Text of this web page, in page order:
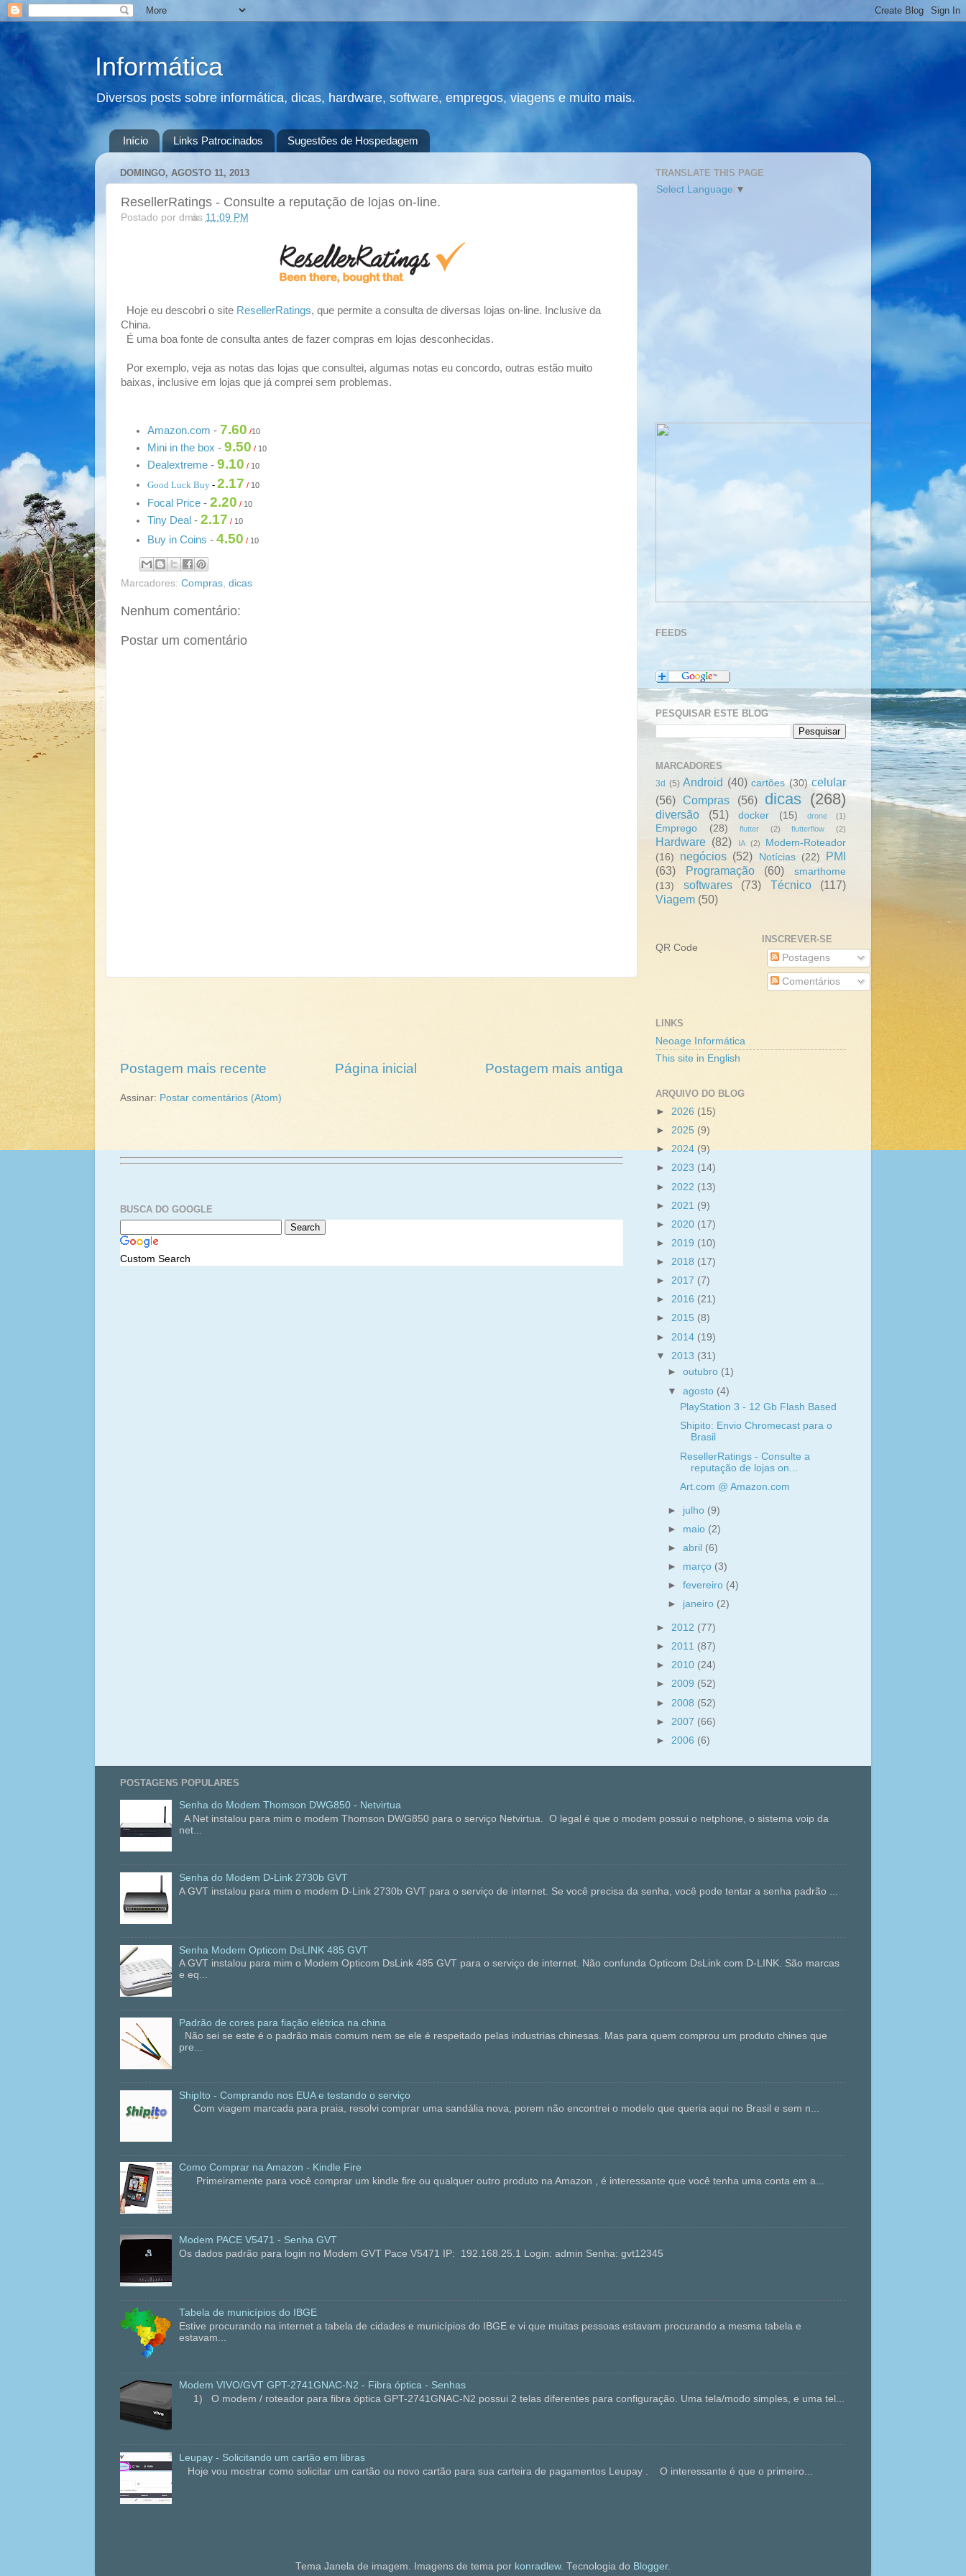
Informática
Diversos posts sobre informática, dicas, hardware, software, empregos, viagens e muito mais.
Início Links Patrocinados Sugestões de Hospedagem
DOMINGO, AGOSTO 11, 2013
ResellerRatings - Consulte a reputação de lojas on-line.
Postado por dmsàs 11:09 PM
Hoje eu descobri o site ResellerRatings, que permite a consulta de diversas lojas on-line. Inclusive da
China.
É uma boa fonte de consulta antes de fazer compras em lojas desconhecidas.
Por exemplo, veja as notas das lojas que consultei, algumas notas eu concordo, outras estão muito
baixas, inclusive em lojas que já comprei sem problemas.
Amazon.com - 7.60 /10
Mini in the box -9.50 / 10
Dealextreme -9.10 / 10
Good Luck Buy -2.17 / 10
Focal Price -2.20 / 10
Tiny Deal -2.17 / 10
Buy in Coins-4.50 / 10
Marcadores: Compras dicas
Nenhum comentário:
Postar um comentário
Postagem mais recente Postagem mais antiga
Página inicial
Assinar: Postar comentários (Atom)
BUSCA DO GOOGLE
Custom Search
TRANSLATE THIS PAGE
Select Language ▼
FEEDS
PESQUISAR ESTE BLOG
MARCADORES
3d (5) Android (40) cartões (30) celular
(56) Compras (56) dicas (268)
diversão (51) docker (15) drone (1)
Emprego (28) flutter (2) flutterflow (2)
Hardware (82) IA (2)
Modem-Roteador
(16)
negócios (52) Notícias (22)
PMI
(63)
Programação (60)
smarthome
(13)
softwares (73) Técnico
(117)
Viagem (50)
QR Code
INSCREVER-SE
Postagens
Comentários
LINKS
Neoage Informática
This site in English
ARQUIVO DO BLOG
► 2026 (15)
► 2025 (9)
►2024(9)
► 2023 (14)
► 2022 (13)
► 2021 (9)
► 2020 (17)
► 2019 (10)
► 2018 (17)
► 2017 (7)
► 2016 (21)
► 2015 (8)
► 2014 (19)
▼ 2013 (31)
►outubro (1)
▼agosto (4)
PlayStation 3 - 12 Gb Flash Based
Shipito: Envio Chromecast para o
Brasil
ResellerRatings - Consulte a
reputação de lojas on...
Art.com @ Amazon.com
► julho (9)
► maio (2)
►abril (6)
► março (3)
►fevereiro (4)
► janeiro (2)
► 2012 (77)
► 2011 (87)
► 2010 (24)
► 2009 (52)
► 2008 (52)
► 2007 (66)
► 2006 (6)
POSTAGENS POPULARES
Senha do Modem Thomson DWG850 - Netvirtua
A Net instalou para mim o modem Thomson DWG850 para o serviço Netvirtua. O legal é que o modem possui o netphone, o sistema voip da
net...
Senha do Modem D-Link 2730b GVT
A GVT instalou para mim o modem D-Link 2730b GVT para o serviço de internet. Se você precisa da senha, você pode tentar a senha padrão ...
Senha Modem Opticom DsLINK 485 GVT
A GVT instalou para mim o Modem Opticom DsLink 485 GVT para o serviço de internet. Não confunda Opticom DsLink com D-LINK. São marcas
e eq...
Padrão de cores para fiação elétrica na china
Não sei se este é o padrão mais comum nem se ele é respeitado pelas industrias chinesas. Mas para quem comprou um produto chines que
pre...
ShipIto - Comprando nos EUA e testando o serviço
Com viagem marcada para praia, resolvi comprar uma sandália nova, porem não encontrei o modelo que queria aqui no Brasil e sem n...
Como Comprar na Amazon - Kindle Fire
Primeiramente para você comprar um kindle fire ou qualquer outro produto na Amazon , é interessante que você tenha uma conta em a...
Modem PACE V5471 - Senha GVT
Os dados padrão para login no Modem GVT Pace V5471 IP: 192.168.25.1 Login: admin Senha: gvt12345
Tabela de municípios do IBGE
Estive procurando na internet a tabela de cidades e municípios do IBGE e vi que muitas pessoas estavam procurando a mesma tabela e
estavam...
Modem VIVO/GVT GPT-2741GNAC-N2 - Fibra óptica - Senhas
1) O modem / roteador para fibra óptica GPT-2741GNAC-N2 possui 2 telas diferentes para configuração. Uma tela/modo simples, e uma tel...
Leupay - Solicitando um cartão em libras
Hoje vou mostrar como solicitar um cartão ou novo cartão para sua carteira de pagamentos Leupay . O interessante é que o primeiro...
Tema Janela de imagem. Imagens de tema por konradlew. Tecnologia do Blogger.